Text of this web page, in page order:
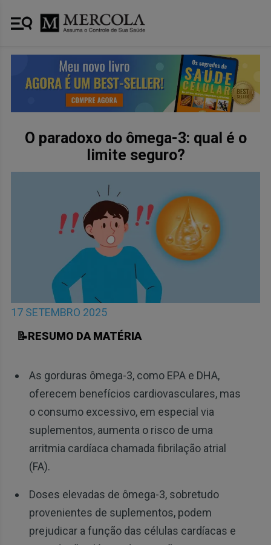
O paradoxo do ômega-3: qual é o
limite seguro?
17 SETEMBRO 2025
📝RESUMO DA MATÉRIA
As gorduras ômega-3, como EPA e DHA,
oferecem benefícios cardiovasculares, mas
o consumo excessivo, em especial via
suplementos, aumenta o risco de uma
arritmia cardíaca chamada fibrilação atrial
(FA).
Doses elevadas de ômega-3, sobretudo
provenientes de suplementos, podem
prejudicar a função das células cardíacas e